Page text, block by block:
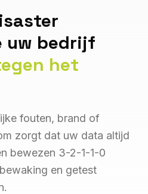
uw bedrijf
het
fouten, brand of
zorgt dat uw data altijd
bewezen 3-2-1-1-0
en getest